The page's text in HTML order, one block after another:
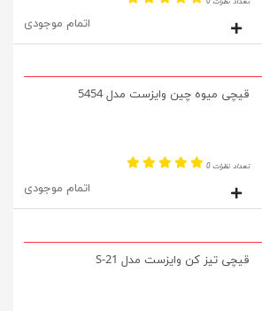
اتمام موجودی
قیچی میوه چین وایزست مدل 5454
تعداد نظرات 0
اتمام موجودی
قیچی تیز کن وایزست مدل S-21